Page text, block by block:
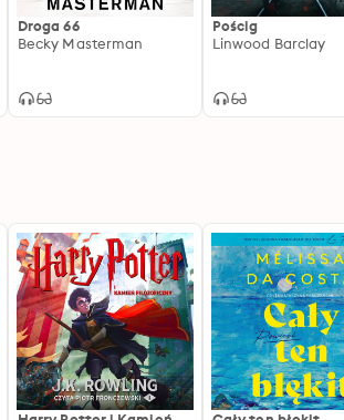
Droga 66
Becky Masterman
Pościg
Linwood Barclay